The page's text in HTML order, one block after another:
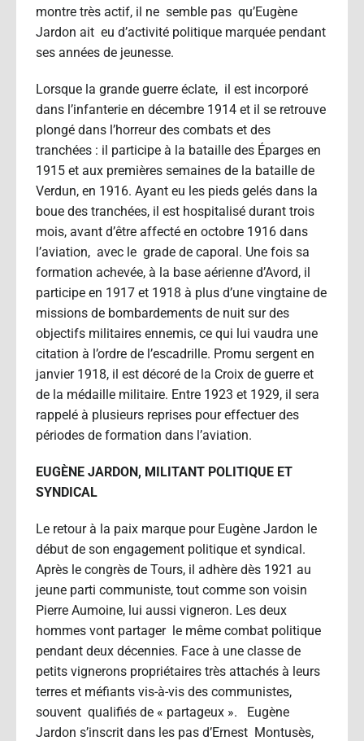
montre très actif, il ne semble pas qu’Eugène
Jardon ait eu d’activité politique marquée pendant
ses années de jeunesse.
Lorsque la grande guerre éclate, il est incorporé
dans l’infanterie en décembre 1914 et il se retrouve
plongé dans l’horreur des combats et des
tranchées : il participe à la bataille des Éparges en
1915 et aux premières semaines de la bataille de
Verdun, en 1916. Ayant eu les pieds gelés dans la
boue des tranchées, il est hospitalisé durant trois
mois, avant d’être affecté en octobre 1916 dans
l’aviation, avec le grade de caporal. Une fois sa
formation achevée, à la base aérienne d’Avord, il
participe en 1917 et 1918 à plus d’une vingtaine de
missions de bombardements de nuit sur des
objectifs militaires ennemis, ce qui lui vaudra une
citation à l’ordre de l’escadrille. Promu sergent en
janvier 1918, il est décoré de la Croix de guerre et
de la médaille militaire. Entre 1923 et 1929, il sera
rappelé à plusieurs reprises pour effectuer des
périodes de formation dans l’aviation.
EUGÈNE JARDON, MILITANT POLITIQUE ET
SYNDICAL
Le retour à la paix marque pour Eugène Jardon le
début de son engagement politique et syndical.
Après le congrès de Tours, il adhère dès 1921 au
jeune parti communiste, tout comme son voisin
Pierre Aumoine, lui aussi vigneron. Les deux
hommes vont partager le même combat politique
pendant deux décennies. Face à une classe de
petits vignerons propriétaires très attachés à leurs
terres et méfiants vis-à-vis des communistes,
souvent qualifiés de « partageux ». Eugène
Jardon s’inscrit dans les pas d’Ernest Montusès,